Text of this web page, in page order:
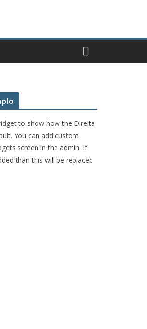
to show how the Direita
You can add custom
screen in the admin. If
than this will be replaced